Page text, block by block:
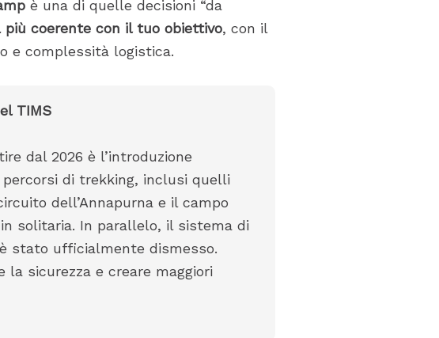
è una di quelle decisioni “da
più coerente con il tuo obiettivo, con il
e complessità logistica.
TIMS
dal 2026 è l’introduzione
di trekking, inclusi quelli
dell’Annapurna e il campo
solitaria. In parallelo, il sistema di
stato ufficialmente dismesso.
la sicurezza e creare maggiori